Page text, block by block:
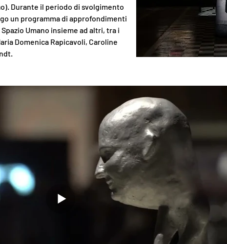
Durante il periodo di svolgimento
un programma di approfondimenti
Umano insieme ad altri, tra i
Domenica Rapicavoli, Caroline